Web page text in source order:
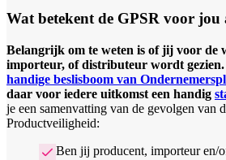
Wat betekent de GPSR voor jou
Belangrijk om te weten is of jij voor de
importeur, of distributeur wordt
handige beslisboom van
daar voor iedere uitkomst een handig
je een samenvatting van de gevolgen van
Productveiligheid:
Ben jij producent, importeur en/